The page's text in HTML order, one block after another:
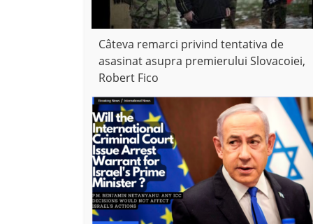
Câteva remarci privind tentativa de
asasinat asupra premierului Slovacoiei,
Robert Fico